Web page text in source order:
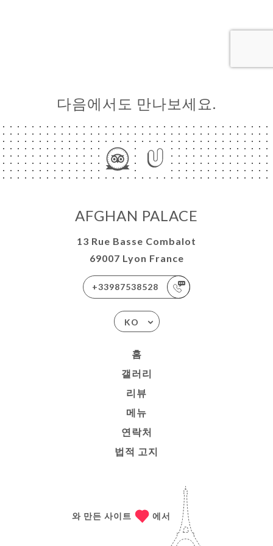
다음에서도 만나보세요.
AFGHAN PALACE
13 Rue Basse Combalot
69007 Lyon France
+33987538528
KO
홈
갤러리
리뷰
메뉴
연락처
법적 고지
와 만든 사이트 에서